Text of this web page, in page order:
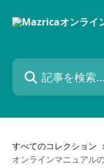
記事を検索...
すべてのコレクション
オンラインマニュアル